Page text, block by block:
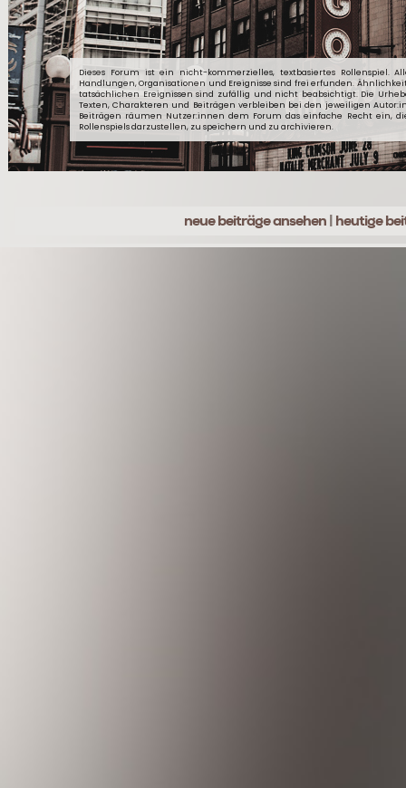
Dieses Forum ist ein nicht-kommerzielles, textbasiertes Rollenspiel.
Handlungen, Organisationen und Ereignisse sind frei erfunden.
tatsächlichen Ereignissen sind zufällig und nicht beabsichtigt. Die
Texten, Charakteren und Beiträgen verbleiben bei den jeweiligen
Beiträgen räumen Nutzer:innen dem Forum das einfache Recht ein,
Rollenspiels darzustellen, zu speichern und zu archivieren.
neue beiträge ansehen|heutige